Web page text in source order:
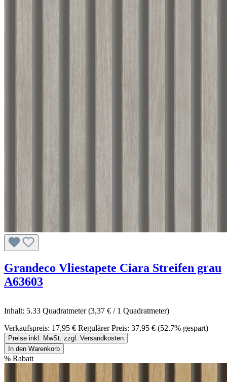
Grandeco Vliestapete Ciara Streifen grau
A63603
Inhalt: 5.33 Quadratmeter(3,37 € / 1 Quadratmeter)
Verkaufspreis: 17,95 € Regulärer Preis: 37,95 € (52.7% gespart)
Preise inkl. MwSt. zzgl. Versandkosten
In den Warenkorb
% Rabatt